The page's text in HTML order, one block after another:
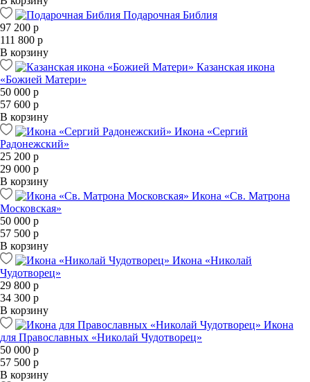
Подарочная Библия
97 200 р
111 800 р
В корзину
Казанская икона
«Божией Матери»
50 000 р
57 600 р
В корзину
Икона «Сергий
Радонежский»
25 200 р
29 000 р
В корзину
Икона «Св. Матрона
Московская»
50 000 р
57 500 р
В корзину
Икона «Николай
Чудотворец»
29 800 р
34 300 р
В корзину
Икона
для Православных «Николай Чудотворец»
50 000 р
57 500 р
В корзину